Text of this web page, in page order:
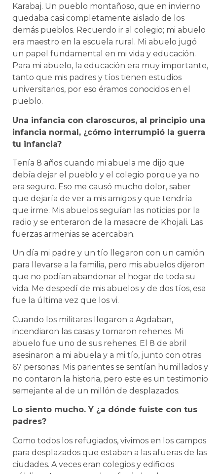
Karabaj. Un pueblo montañoso, que en invierno
quedaba casi completamente aislado de los
demás pueblos. Recuerdo ir al colegio; mi abuelo
era maestro en la escuela rural. Mi abuelo jugó
un papel fundamental en mi vida y educación.
Para mi abuelo, la educación era muy importante,
tanto que mis padres y tíos tienen estudios
universitarios, por eso éramos conocidos en el
pueblo.
Una infancia con claroscuros, al principio una
infancia normal, ¿cómo interrumpió la guerra
tu infancia?
Tenía 8 años cuando mi abuela me dijo que
debía dejar el pueblo y el colegio porque ya no
era seguro. Eso me causó mucho dolor, saber
que dejaría de ver a mis amigos y que tendría
que irme. Mis abuelos seguían las noticias por la
radio y se enteraron de la masacre de Khojali. Las
fuerzas armenias se acercaban.
Un día mi padre y un tío llegaron con un camión
para llevarse a la familia, pero mis abuelos dijeron
que no podían abandonar el hogar de toda su
vida. Me despedí de mis abuelos y de dos tíos, esa
fue la última vez que los vi.
Cuando los militares llegaron a Agdaban,
incendiaron las casas y tomaron rehenes. Mi
abuelo fue uno de sus rehenes. El 8 de abril
asesinaron a mi abuela y a mi tío, junto con otras
67 personas. Mis parientes se sentían humillados y
no contaron la historia, pero este es un testimonio
semejante al de un millón de desplazados.
Lo siento mucho. Y ¿a dónde fuiste con tus
padres?
Como todos los refugiados, vivimos en los campos
para desplazados que estaban a las afueras de las
ciudades. A veces eran colegios y edificios